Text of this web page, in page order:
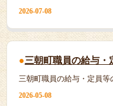
2026-07-08
三朝町職員の給与・
三朝町職員の給与・定員等
2026-05-08